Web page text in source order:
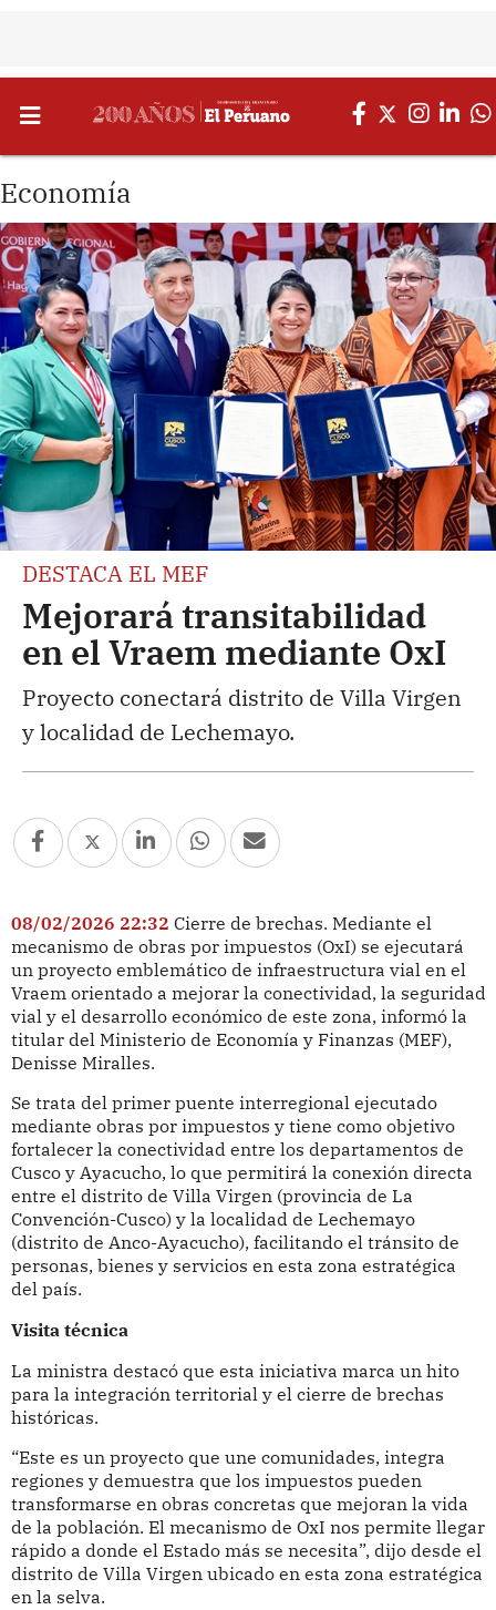
Economía
DESTACA EL MEF
Mejorará transitabilidad
en el Vraem mediante OxI
Proyecto conectará distrito de Villa Virgen
y localidad de Lechemayo.
08/02/2026 22:32 Cierre de brechas. Mediante el
mecanismo de obras por impuestos (OxI) se ejecutará
un proyecto emblemático de infraestructura vial en el
Vraem orientado a mejorar la conectividad, la seguridad
vial y el desarrollo económico de este zona, informó la
titular del Ministerio de Economía y Finanzas (MEF),
Denisse Miralles.
Se trata del primer puente interregional ejecutado
mediante obras por impuestos y tiene como objetivo
fortalecer la conectividad entre los departamentos de
Cusco y Ayacucho, lo que permitirá la conexión directa
entre el distrito de Villa Virgen (provincia de La
Convención-Cusco) y la localidad de Lechemayo
(distrito de Anco-Ayacucho), facilitando el tránsito de
personas, bienes y servicios en esta zona estratégica
del país.
Visita técnica
La ministra destacó que esta iniciativa marca un hito
para la integración territorial y el cierre de brechas
históricas.
“Este es un proyecto que une comunidades, integra
regiones y demuestra que los impuestos pueden
transformarse en obras concretas que mejoran la vida
de la población. El mecanismo de OxI nos permite llegar
rápido a donde el Estado más se necesita”, dijo desde el
distrito de Villa Virgen ubicado en esta zona estratégica
en la selva.